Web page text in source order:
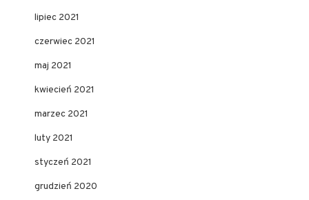
lipiec 2021
czerwiec 2021
maj 2021
kwiecień 2021
marzec 2021
luty 2021
styczeń 2021
grudzień 2020